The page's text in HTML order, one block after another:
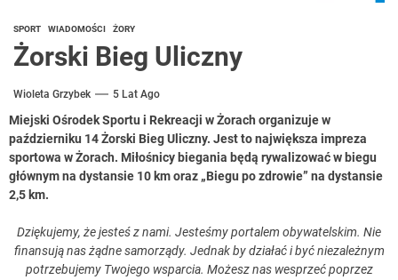
SPORT WIADOMOŚCI ŻORY
Żorski Bieg Uliczny
Wioleta Grzybek 5 Lat Ago
Miejski Ośrodek Sportu i Rekreacji w Żorach organizuje w
październiku 14 Żorski Bieg Uliczny. Jest to największa impreza
sportowa w Żorach. Miłośnicy biegania będą rywalizować w biegu
głównym na dystansie 10 km oraz „Biegu po zdrowie” na dystansie
2,5 km.
Dziękujemy, że jesteś z nami. Jesteśmy portalem obywatelskim. Nie
finansują nas żądne samorządy. Jednak by działać i być niezależnym
potrzebujemy Twojego wsparcia. Możesz nas wesprzeć poprzez